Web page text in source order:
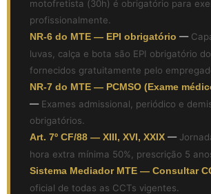
motofretista (30h) é obrigatório para
profissionalmente.
NR-6 do MTE — EPI obrigatório —
luvas, calça e bota são EPI obrigatório
fornecidos gratuitamente pelo
NR-7 do MTE — PCMSO (Exame
— Exames admissional, periódico e
obrigatórios.
Art. 7º CF/88 — XIII, XVI, XXIX —
hora extra mínima 50%, prescrição 5
Sistema Mediador MTE — Consultar
oficial de todas as CCTs vigentes.